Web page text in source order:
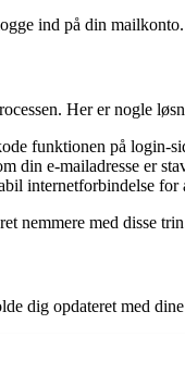
ind på din
Her er nogle
funktionen på login-
din e-mailadresse er
internetforbindelse for
nemmere med disse
dig opdateret med